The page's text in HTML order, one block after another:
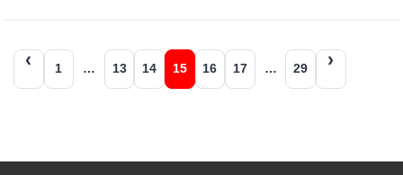
Navigation
des
1 … 13 14 15 16 17 … 29